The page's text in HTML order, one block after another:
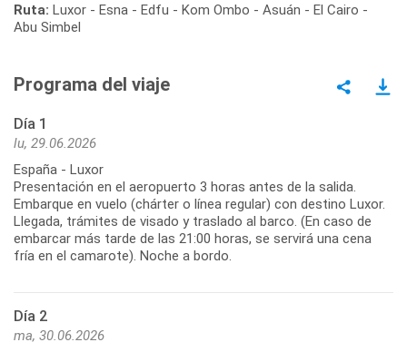
Ruta: Luxor - Esna - Edfu - Kom Ombo - Asuán - El Cairo -
Abu Simbel
Programa del viaje
Día 1
lu, 29.06.2026
España - Luxor
Presentación en el aeropuerto 3 horas antes de la salida.
Embarque en vuelo (chárter o línea regular) con destino Luxor.
Llegada, trámites de visado y traslado al barco. (En caso de
embarcar más tarde de las 21:00 horas, se servirá una cena
fría en el camarote). Noche a bordo.
Día 2
ma, 30.06.2026